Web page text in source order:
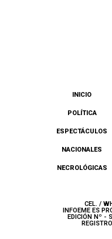
INICIO
POLÍTICA
ESPECTÁCULOS
NACIONALES
NECROLÓGICAS
CEL. /
INFOEME ES
EDICIÓN Nº -